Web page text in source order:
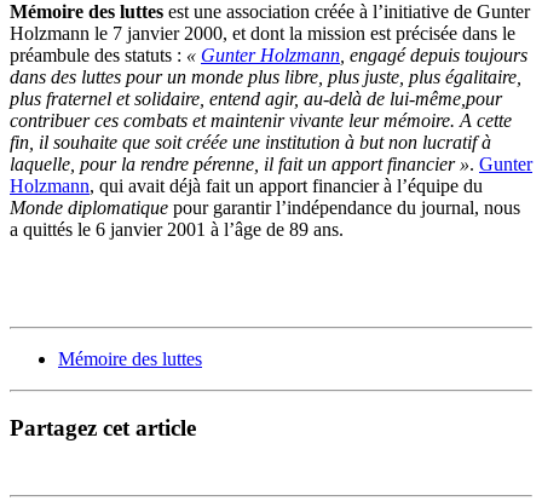
Mémoire des luttes est une association créée à l’initiative de Gunter
Holzmann le 7 janvier 2000, et dont la mission est précisée dans le
préambule des statuts : « Gunter Holzmann , engagé depuis toujours
dans des luttes pour un monde plus libre, plus juste, plus égalitaire,
plus fraternel et solidaire, entend agir, au-delà de lui-même,pour
contribuer ces combats et maintenir vivante leur mémoire. A cette
fin, il souhaite que soit créée une institution à but non lucratif à
laquelle, pour la rendre pérenne, il fait un apport financier ». Gunter
Holzmann, qui avait déjà fait un apport financier à l’équipe du
Monde diplomatique pour garantir l’indépendance du journal, nous
a quittés le 6 janvier 2001 à l’âge de 89 ans.
Mémoire des luttes
Partagez cet article